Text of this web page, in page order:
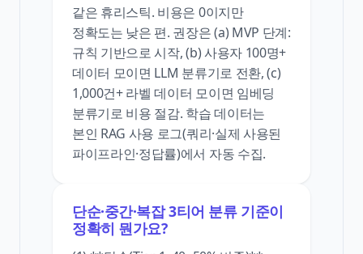
같은 휴리스틱. 비용은 0이지만
정확도는 낮은 편. 권장은 (a) MVP 단계:
규칙 기반으로 시작, (b) 사용자 100명+
데이터 모이면 LLM 분류기로 전환, (c)
1,000건+ 라벨 데이터 모이면 임베딩
분류기로 비용 절감. 학습 데이터는
본인 RAG 사용 로그(쿼리·실제 사용된
파이프라인·정답률)에서 자동 수집.
단순·중간·복잡 3티어 분류 기준이
정확히 뭔가요?